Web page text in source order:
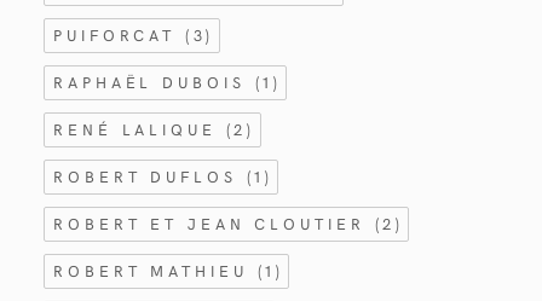
PUIFORCAT (3)
RAPHAËL DUBOIS (1)
RENÉ LALIQUE (2)
ROBERT DUFLOS (1)
ROBERT ET JEAN CLOUTIER (2)
ROBERT MATHIEU (1)